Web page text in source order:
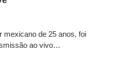
mexicano de 25 anos, foi
ao vivo…